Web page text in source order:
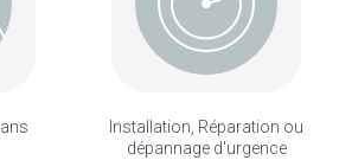
Installation, Réparation ou
dépannage d'urgence